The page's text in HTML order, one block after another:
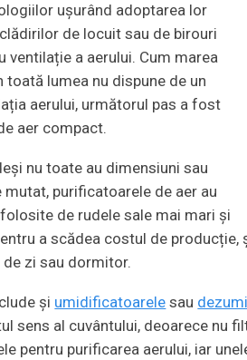
ușurând adoptarea lor
de locuit sau de birouri
a aerului. Cum marea
lumea nu dispune de un
aerului, următorul pas a fost
aer compact.
nu toate au dimensiuni sau
purificatoarele de aer au
de rudele sale mai mari și
a scădea costul de
zi sau dormitor.
și umidificatoarele sau
sens al cuvântului, deoarece nu
pentru purificarea aerului, iar